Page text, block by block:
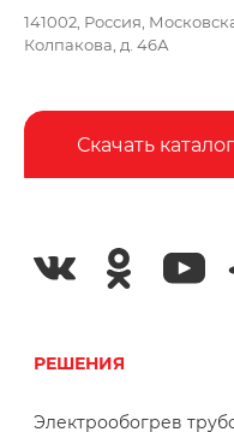
141002, Россия,
Колпакова, д. 46А
Скачать каталог
РЕШЕНИЯ
Электрообогрев